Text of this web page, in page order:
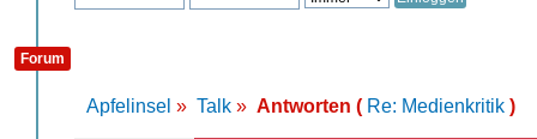
Forum
Apfelinsel » Talk » Antworten ( Re: Medienkritik )